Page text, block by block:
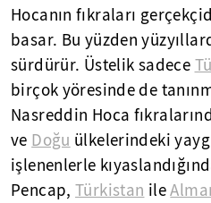
Hocanın fıkraları
basar. Bu yüzden
sürdürür. Üstelik sadece
birçok yöresinde de
Nasreddin Hoca
ve Doğu ülkelerindeki
işlenenlerle
Pencap,Türkistan ile